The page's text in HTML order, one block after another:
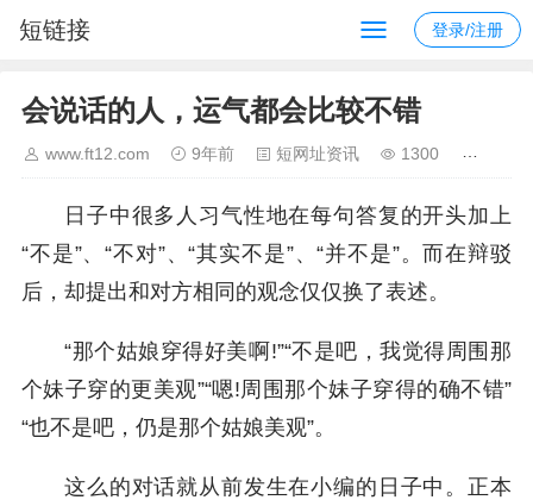
短链接 登录/注册
会说话的人，运气都会比较不错
www.ft12.com 9年前 短网址资讯 1300
日子中很多人习气性地在每句答复的开头加上
“不是”、“不对”、“其实不是”、“并不是”。而在辩驳
后，却提出和对方相同的观念仅仅换了表述。
“那个姑娘穿得好美啊!”“不是吧，我觉得周围那
个妹子穿的更美观”“嗯!周围那个妹子穿得的确不错”
“也不是吧，仍是那个姑娘美观”。
这么的对话就从前发生在小编的日子中。正本